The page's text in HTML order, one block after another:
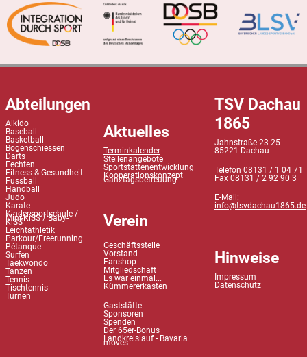
Abteilungen
Aikido
Baseball
Basketball
Bogenschiessen
Darts
Fechten
Fitness & Gesundheit
Fussball
Handball
Judo
Karate
Kindersportschule /
Mini-KiSS / Baby-
KiSS
Leichtathletik
Parkour/Freerunning
Pétanque
Surfen
Taekwondo
Tanzen
Tennis
Tischtennis
Turnen
Aktuelles
Terminkalender
Stellenangebote
Sportstättenentwicklung
Kooperationskonzept
Ganztagsbetreuung
Verein
Geschäftsstelle
Vorstand
Fanshop
Mitgliedschaft
Es war einmal...
Kümmererkasten
Gaststätte
Sponsoren
Spenden
Der 65er-Bonus
Landkreislauf - Bavaria
moves
TSV Dachau
1865
Jahnstraße 23-25
85221 Dachau
Telefon 08131 / 1 04 71
Fax 08131 / 2 92 90 3
E-Mail:
info@tsvdachau1865.de
Hinweise
Impressum
Datenschutz